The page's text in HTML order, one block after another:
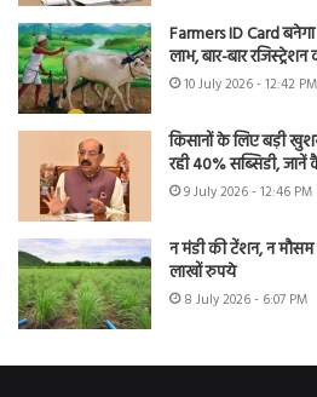
Farmers ID Card
लाभ, बार-बार
10 July 2026 - 12:42 PM
किसानों के लिए बड़ी
रही 40% सब्सिडी,
9 July 2026 - 12:46 PM
न मंडी की टेंशन, न
लाखों रुपये
8 July 2026 - 6:07 PM